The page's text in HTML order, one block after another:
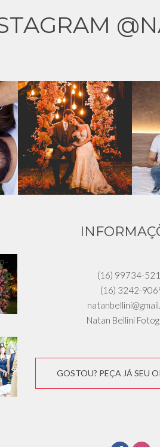
(16) 99734-
(16) 3242-
Natan Bellini
GOSTOU? PEÇA JÁ SEU